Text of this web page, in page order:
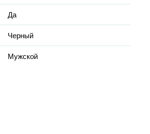
Да
Черный
Мужской